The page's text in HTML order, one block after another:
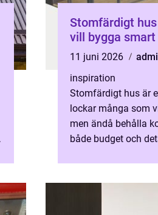
Stomfärdigt
vill bygga
11 juni 2026
inspiration
Stomfärdigt hus är
lockar många som
men ändå behålla
både budget och